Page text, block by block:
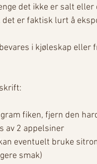
det ikke er salt
det er faktisk lurt å
i kjøleskap eller
fiken, fjern den
av 2 appelsiner
eventuelt bruke
smak)